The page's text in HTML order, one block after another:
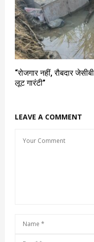
“रोजगार नहीं, रौबदार
लूट गारंटी”
LEAVE A COMMENT